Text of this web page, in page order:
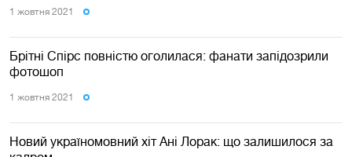
1 жовтня 2021
Брітні Спірс повністю оголилася: фанати запідозрили
фотошоп
1 жовтня 2021
Новий україномовний хіт Ані Лорак: що залишилося за